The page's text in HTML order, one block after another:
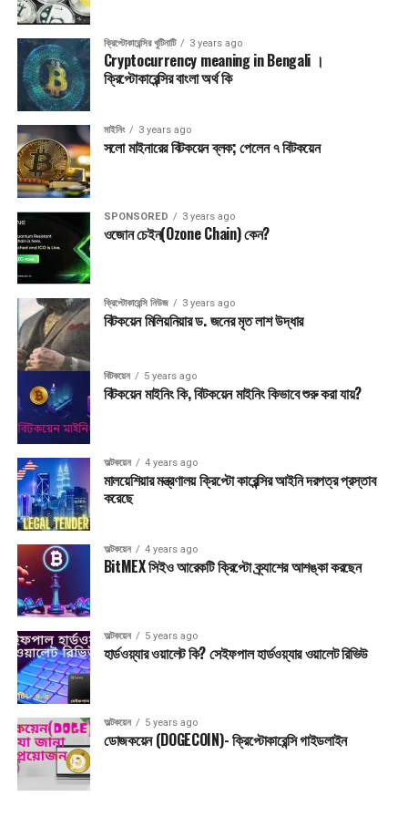
আইনের মূল উদ্দেশ্য।
Post Views: 3,610
এ বিষয়ে আরও সংবাদ:
$১ মিলিয়ন ডলার মূল্যের NFT এক সেন্ট এর কম দামে বিক্রি
গুরুত্বপূর্ণ
আমেরিকার টেক্সাস বিটকয়েনকে অর্থপ্রদানের বিকল্প হিসাবে গ্রহণ করার উপায়
অনুসন্ধান করছে
ক্রিপ্টোকারেন্সির খুটিনাটি 3 years ago
Cryptocurrency meaning in Bengali ।
ক্রিপ্টোকারেন্সির বাংলা অর্থ কি
মাইনিং 3 years ago
সলো মাইনারের বিটকয়েন ব্লক; পেলেন ৭ বিটকয়েন
SPONSORED 3 years ago
ওজোন চেইন(Ozone Chain) কেন?
ক্রিপ্টোকারেন্সি নিউজ 3 years ago
বিটকয়েন মিলিয়নিয়ার ড. জনের মৃত লাশ উদ্ধার
বিটকয়েন 5 years ago
বিটকয়েন মাইনিং কি, বিটকয়েন মাইনিং কিভাবে শুরু করা যায়?
অল্টকয়েন 4 years ago
মালয়েশিয়ার মন্ত্রণালয় ক্রিপ্টো কারেন্সির আইনি দরপত্র প্রস্তাব
করেছে
অল্টকয়েন 4 years ago
BitMEX সিইও আরেকটি ক্রিপ্টো ক্র্যাশের আশঙ্কা করছেন
অল্টকয়েন 5 years ago
হার্ডওয়্যার ওয়ালেট কি? সেইফপাল হার্ডওয়্যার ওয়ালেট রিভিউ
অল্টকয়েন 5 years ago
ডোজকয়েন (DOGECOIN)- ক্রিপ্টোকারেন্সি গাইডলাইন